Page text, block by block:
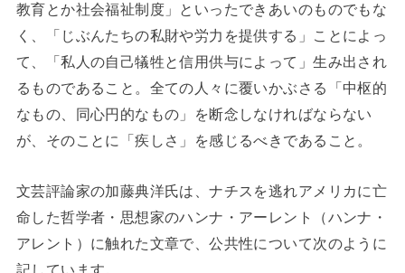
教育とか社会福祉制度」といったできあいのものでもな
く、「じぶんたちの私財や労力を提供する」ことによっ
て、「私人の自己犠牲と信用供与によって」生み出され
るものであること。全ての人々に覆いかぶさる「中枢的
なもの、同心円的なもの」を断念しなければならない
が、そのことに「疾しさ」を感じるべきであること。
文芸評論家の加藤典洋氏は、ナチスを逃れアメリカに亡
命した哲学者・思想家のハンナ・アーレント（ハンナ・
アレント）に触れた文章で、公共性について次のように
記しています。